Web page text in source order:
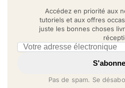
Accédez en priorité aux
tutoriels et aux offres
juste les bonnes choses
Email address
Pas de spam. Se